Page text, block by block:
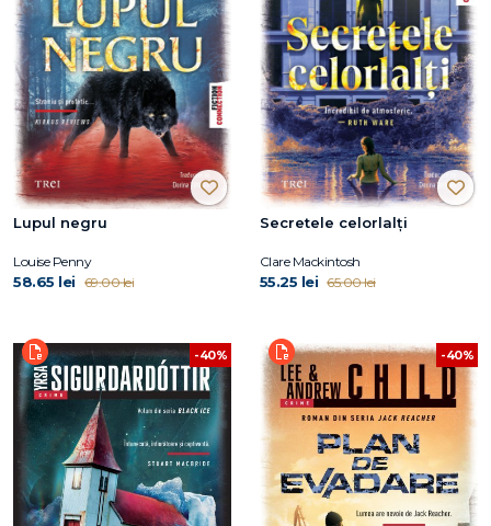
Lupul negru
Louise Penny
58.65 lei 69.00 lei
Secretele celorlalți
Clare Mackintosh
55.25 lei 65.00 lei
-40% -40%